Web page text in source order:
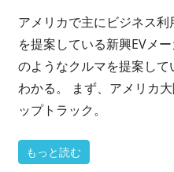
アメリカで主にビジネス
を提案している新興EVメ
のようなクルマを提案し
わかる。 まず、アメリカ
ップトラック。
もっと読む